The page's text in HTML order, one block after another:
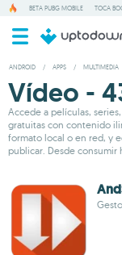
BETA PUBG MOBILE TOCA
ANDROID / APPS / MULTIMEDIA
Vídeo -
Accede a películas,
gratuitas con contenido
formato local o en red, y
publicar. Desde consumir